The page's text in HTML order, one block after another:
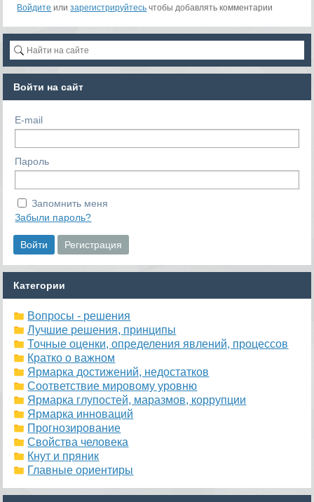
Войдите илизарегистрируйтесь чтобы добавлять комментарии
Войти на сайт
E-mail
Пароль
Запомнить меня
Забыли пароль?
Категории
Вопросы - решения
Лучшие решения, принципы
Точные оценки, определения явлений, процессов
Кратко о важном
Ярмарка достижений, недостатков
Соответствие мировому уровню
Ярмарка глупостей, маразмов, коррупции
Ярмарка инноваций
Прогнозирование
Свойства человека
Кнут и пряник
Главные ориентиры